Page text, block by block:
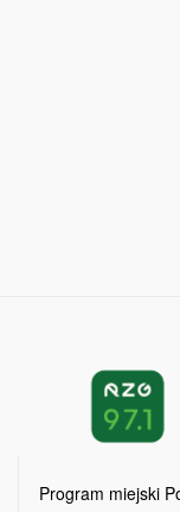
Program miejski